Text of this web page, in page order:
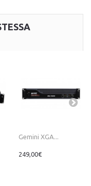
Gemini XGA...
249,00€